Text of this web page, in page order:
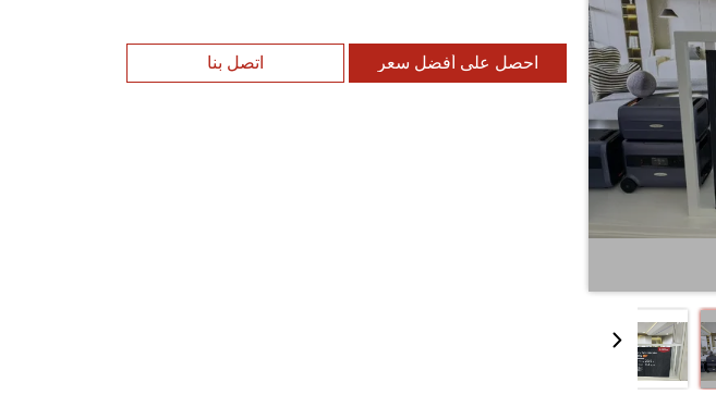
احصل على أفضل سعر اتصل بنا